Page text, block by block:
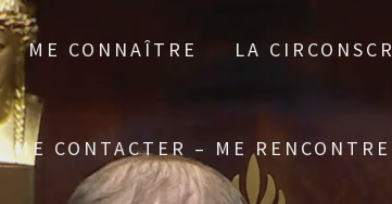
ME CONNAÎTRE LA
ME CONTACTER – ME